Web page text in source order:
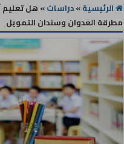
الرئيسية»دراسات» هل تعليم
مطرقة العدوان وسندان التمويل